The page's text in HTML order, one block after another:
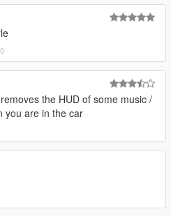
the HUD of some music /
you are in the car